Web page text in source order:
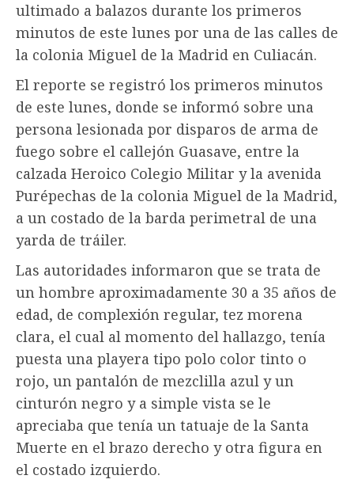
ultimado a balazos durante los primeros
minutos de este lunes por una de las calles de
la colonia Miguel de la Madrid en Culiacán.
El reporte se registró los primeros minutos
de este lunes, donde se informó sobre una
persona lesionada por disparos de arma de
fuego sobre el callejón Guasave, entre la
calzada Heroico Colegio Militar y la avenida
Purépechas de la colonia Miguel de la Madrid,
a un costado de la barda perimetral de una
yarda de tráiler.
Las autoridades informaron que se trata de
un hombre aproximadamente 30 a 35 años de
edad, de complexión regular, tez morena
clara, el cual al momento del hallazgo, tenía
puesta una playera tipo polo color tinto o
rojo, un pantalón de mezclilla azul y un
cinturón negro y a simple vista se le
apreciaba que tenía un tatuaje de la Santa
Muerte en el brazo derecho y otra figura en
el costado izquierdo.